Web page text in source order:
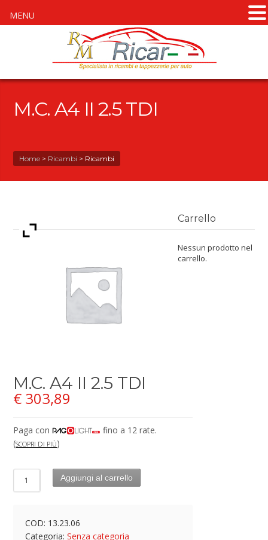
M.C. A4 II 2.5 TDI
Home > Ricambi > Ricambi
M.C. A4 II 2.5 TDI
€ 303,89
Paga con
fino a 12 rate.
(SCOPRI DI PIÙ)
Aggiungi al carrello
COD: 13.23.06
Categoria:Senza categoria
Carrello
Nessun prodotto nel
carrello.
MENU